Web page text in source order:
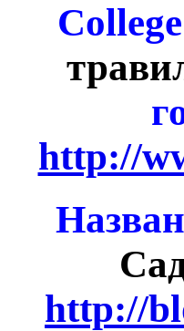
http://
http://